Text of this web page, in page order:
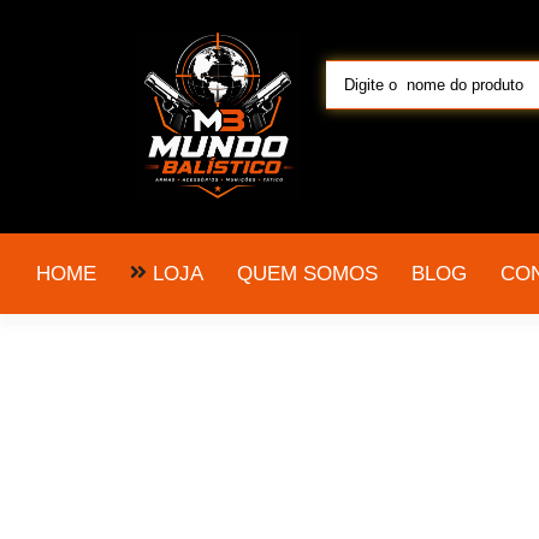
HOME LOJA QUEM SOMOS BLOG